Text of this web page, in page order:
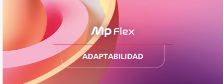
Gearless adaptable a cualquier espacio